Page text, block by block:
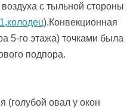
с тыльной стороны
,колодец).Конвекционная
5-го этажа) точками была
подпора.
(голубой овал у окон